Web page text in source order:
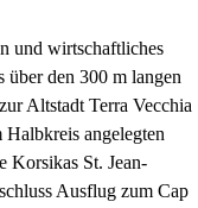
und wirtschaftliches
über den 300 m langen
Altstadt Terra Vecchia
Halbkreis angelegten
Korsikas St. Jean-
Ausflug zum Cap